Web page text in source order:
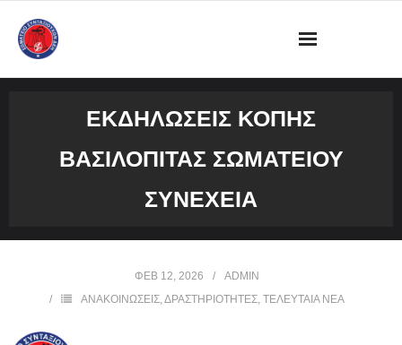
ΦΩΤΟΓΡΑΦΙΕΣ
ΕΚΔΗΛΩΣΕΙΣ ΚΟΠΗΣ
ΒΑΣΙΛΟΠΙΤΑΣ ΣΩΜΑΤΕΙΟΥ
ΣΥΝΕΧΕΙΑ
ΦΕΒ 12, 2026
ADMIN
ΑΝΑΚΟΙΝΩΣΕΙΣ,ΔΡΑΣΤΗΡΙΟΤΗΤΕΣ, ΤΕΛΕΥΤΑΙΑ ΝΕΑ